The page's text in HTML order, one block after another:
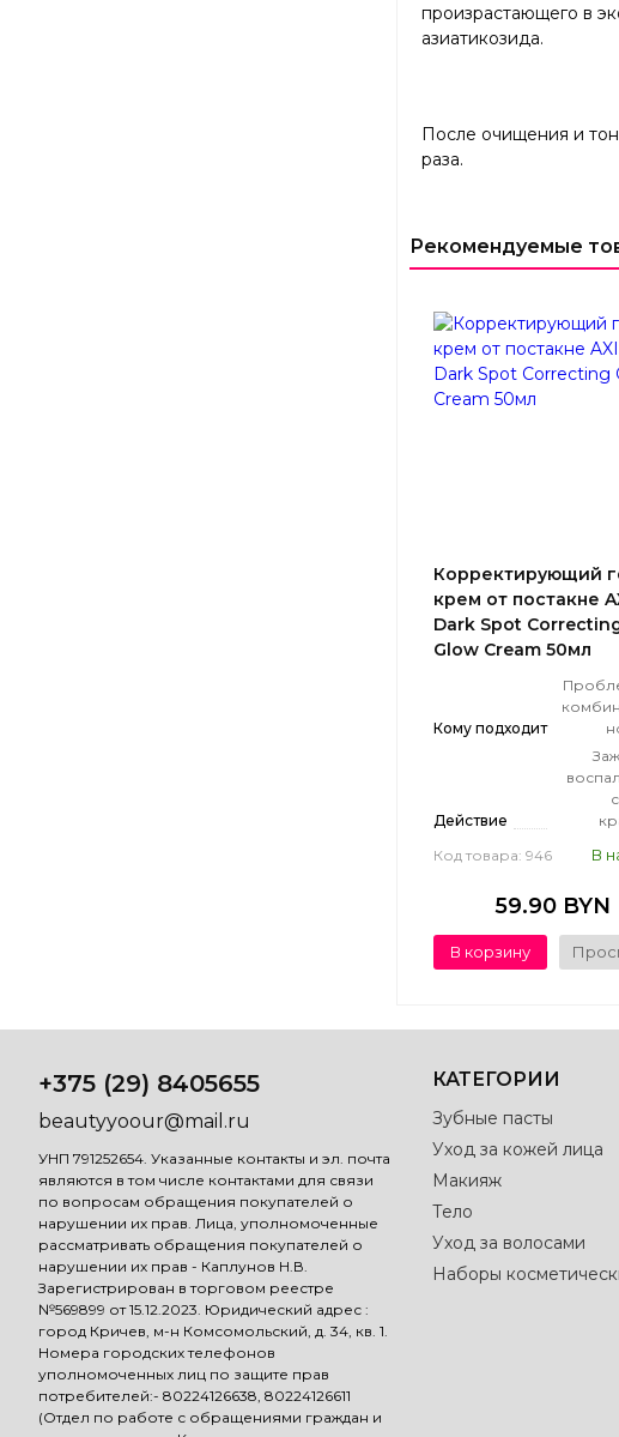
произрастающего в
азиатикозида.
После очищения и
раза.
Рекомендуемые
Корректирующий
крем от постакне
Dark Spot
Glow Cream 50мл
Кому подходит
Действие
Код товара: 946
В
59.90 BYN
В корзину
+375 (29) 8405655
beautyyoour@mail.ru
УНП 791252654. Указанные контакты и эл. почта
являются в том числе контактами для связи
по вопросам обращения покупателей о
нарушении их прав. Лица, уполномоченные
рассматривать обращения покупателей о
нарушении их прав - Каплунов Н.В.
Зарегистрирован в торговом реестре
№569899 от 15.12.2023. Юридический адрес :
город Кричев, м-н Комсомольский, д. 34, кв. 1.
Номера городских телефонов
уполномоченных лиц по защите прав
потребителей:- 80224126638, 80224126611
(Отдел по работе с обращениями граждан и
КАТЕГОРИИ
Зубные пасты
Уход за кожей лица
Макияж
Тело
Уход за волосами
Наборы